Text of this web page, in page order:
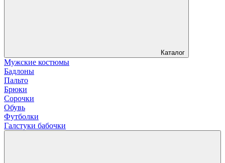
Каталог
Мужские костюмы
Бадлоны
Пальто
Брюки
Сорочки
Обувь
Футболки
Галстуки бабочки